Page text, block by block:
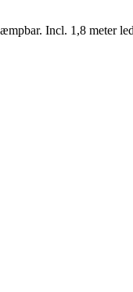
Incl. 1,8 meter